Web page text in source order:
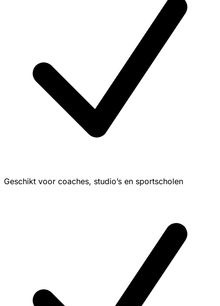
Geschikt voor coaches, studio’s en sportscholen